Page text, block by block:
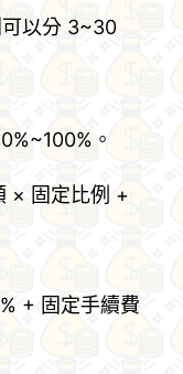
可以分 3~30
。
× 固定比例 +
+ 固定手續費